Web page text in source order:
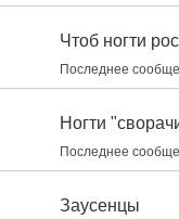
Чтоб ногти
Последнее
Ногти
Последнее
Заусенцы